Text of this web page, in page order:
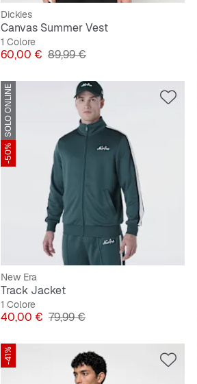
Dickies
Canvas Summer Vest
1 Colore
Prezzo
60,00 € Prezzo originale
89,99 €
SOLO ONLINE
-50%
New Era
Track Jacket
1 Colore
Prezzo
40,00 € Prezzo originale
79,99 €
-41%